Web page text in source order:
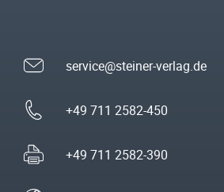
service@steiner-verlag.de
+49 711 2582-450
+49 711 2582-390